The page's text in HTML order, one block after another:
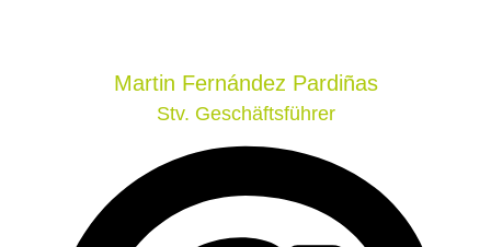
Martin Fernández Pardiñas
Stv. Geschäftsführer